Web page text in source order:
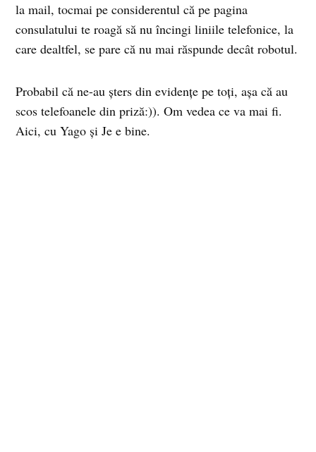
la mail, tocmai pe considerentul că pe pagina
consulatului te roagă să nu încingi liniile telefonice, la
care dealtfel, se pare că nu mai răspunde decât robotul.
Probabil că ne-au șters din evidențe pe toți, așa că au
scos telefoanele din priză:)). Om vedea ce va mai fi.
Aici, cu Yago și Je e bine.